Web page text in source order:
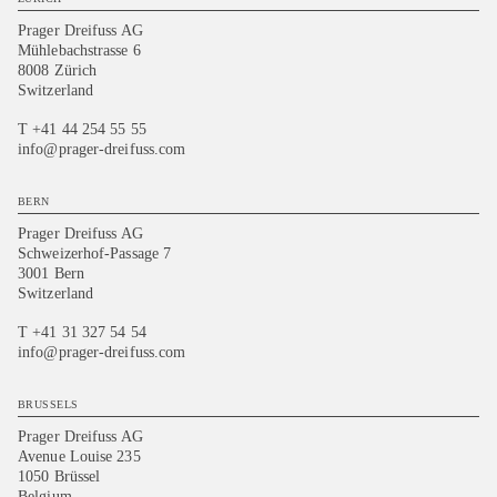
Prager Dreifuss AG
Mühlebachstrasse 6
8008 Zürich
Switzerland
T +41 44 254 55 55
info@prager-dreifuss.com
BERN
Prager Dreifuss AG
Schweizerhof-Passage 7
3001 Bern
Switzerland
T +41 31 327 54 54
info@prager-dreifuss.com
BRUSSELS
Prager Dreifuss AG
Avenue Louise 235
1050 Brüssel